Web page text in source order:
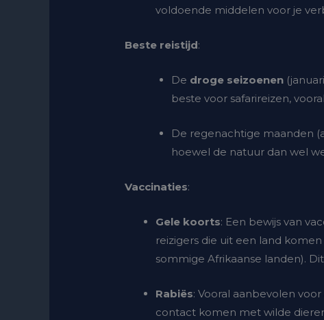
voldoende middelen voor je
Beste reistijd:
De droge seizoenen
beste voor safarireizen,
De regenachtige maanden
hoewel de natuur dan wel
Vaccinaties:
Gele koorts: Een bewijs van
reizigers die uit een land
sommige Afrikaanse landen).
Rabiës: Vooral aanbevolen
contact komen met wilde